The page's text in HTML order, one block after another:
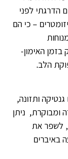
הדרגתי לפני
– כי הם
האימון-
הלב.
ותזונה,
ומבוקרת, ניתן
לשפר את
באיברים